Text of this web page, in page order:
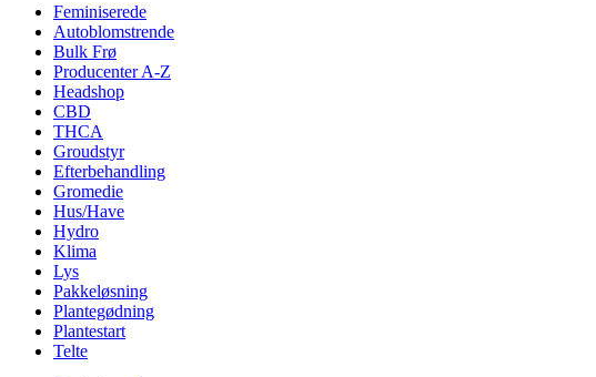
Feminiserede
Autoblomstrende
Bulk Frø
Producenter A-Z
Headshop
CBD
THCA
Groudstyr
Efterbehandling
Gromedie
Hus/Have
Hydro
Klima
Lys
Pakkeløsning
Plantegødning
Plantestart
Telte